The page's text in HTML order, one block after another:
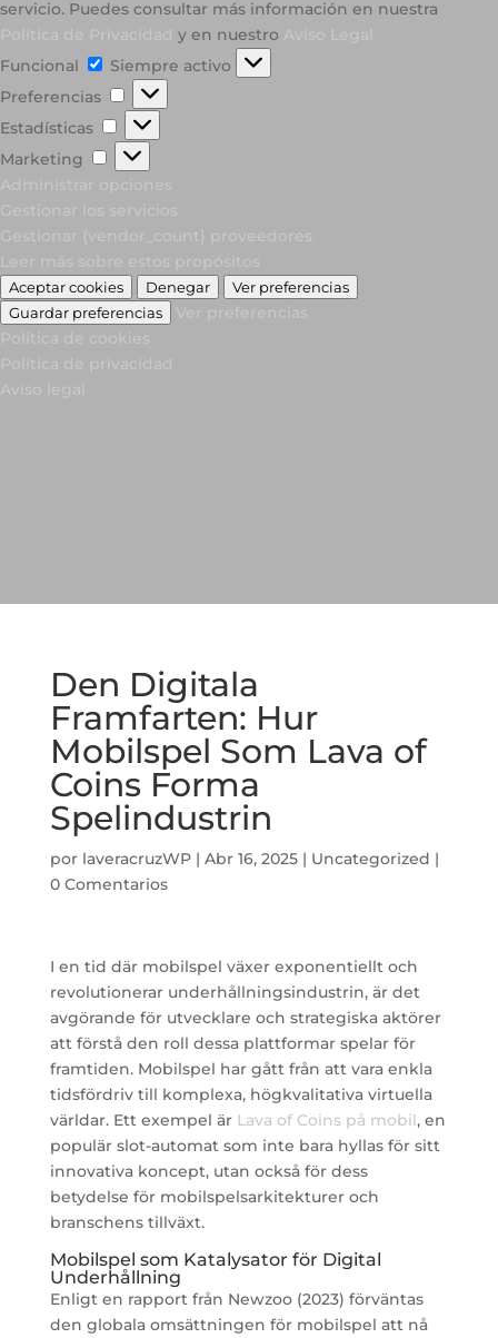
servicio. Puedes consultar más información en nuestra
y en nuestro
Funcional
Funcional
Siempre activo
Preferencias
Preferencias
Estadísticas
Estadísticas
Marketing
Marketing
Aceptar cookies Denegar
Ver preferencias
Guardar preferencias
Den Digitala
Framfarten: Hur
Mobilspel Som Lava of
Coins Forma
Spelindustrin
por laveracruzWP| Abr 16, 2025| Uncategorized |
0 Comentarios
I en tid där mobilspel växer exponentiellt och
revolutionerar underhållningsindustrin, är det
avgörande för utvecklare och strategiska aktörer
att förstå den roll dessa plattformar spelar för
framtiden. Mobilspel har gått från att vara enkla
tidsfördriv till komplexa, högkvalitativa virtuella
världar. Ett exempel är Lava of Coins på mobil, en
populär slot-automat som inte bara hyllas för sitt
innovativa koncept, utan också för dess
betydelse för mobilspelsarkitekturer och
branschens tillväxt.
Mobilspel som Katalysator för Digital
Underhållning
Enligt en rapport från Newzoo (2023) förväntas
den globala omsättningen för mobilspel att nå